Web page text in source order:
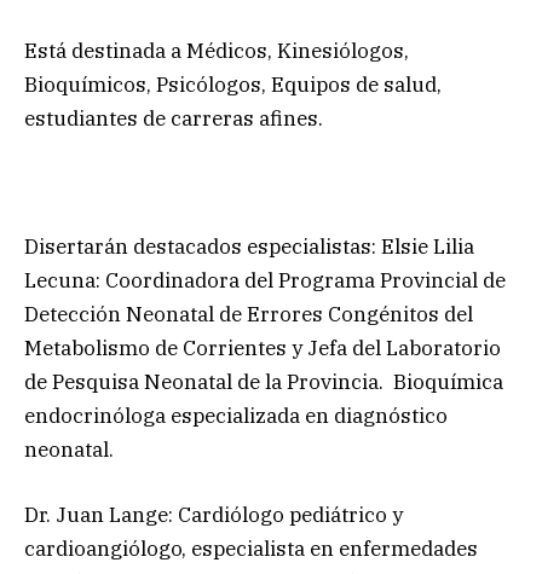
Está destinada a Médicos, Kinesiólogos,
Bioquímicos, Psicólogos, Equipos de salud,
estudiantes de carreras afines.
Disertarán destacados especialistas: Elsie Lilia
Lecuna: Coordinadora del Programa Provincial de
Detección Neonatal de Errores Congénitos del
Metabolismo de Corrientes y Jefa del Laboratorio
de Pesquisa Neonatal de la Provincia. Bioquímica
endocrinóloga especializada en diagnóstico
neonatal.
Dr. Juan Lange: Cardiólogo pediátrico y
cardioangiólogo, especialista en enfermedades